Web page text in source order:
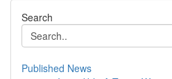
Search
Published News